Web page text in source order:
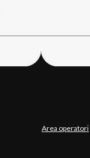
Area operatori